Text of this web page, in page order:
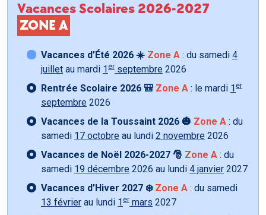
Vacances Scolaires 2026-2027
ZONE A
Vacances d’Été 2026 ☀️ Zone A : du samedi 4
juillet au mardi 1 er septembre 2026
Rentrée Scolaire 2026 🎒 Zone A : le mardi 1 er
septembre 2026
Vacances de la Toussaint 2026 🎃 Zone A : du
samedi 17 octobre au lundi 2 novembre 2026
Vacances de Noël 2026-2027 🎅 Zone A : du
samedi 19 décembre 2026 au lundi 4 janvier 2027
Vacances d’Hiver 2027 ❄️ Zone A : du samedi
13 février au lundi 1 er mars 2027